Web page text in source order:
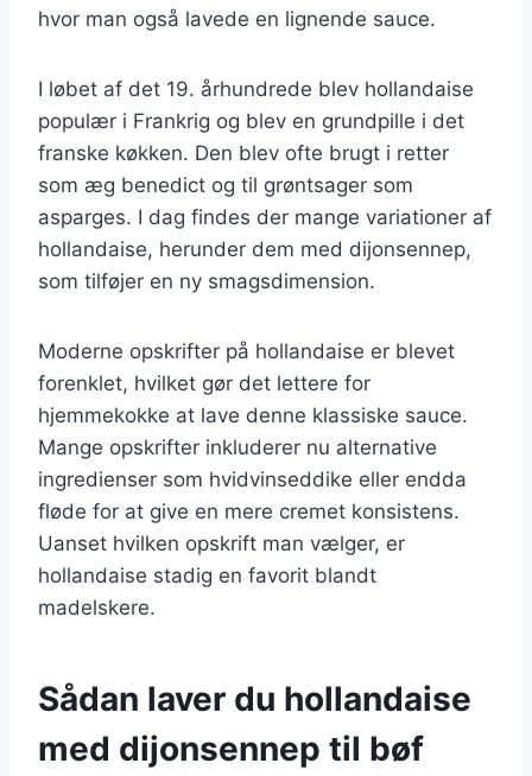
hvor man også lavede en lignende sauce.
I løbet af det 19. århundrede blev hollandaise
populær i Frankrig og blev en grundpille i det
franske køkken. Den blev ofte brugt i retter
som æg benedict og til grøntsager som
asparges. I dag findes der mange variationer af
hollandaise, herunder dem med dijonsennep,
som tilføjer en ny smagsdimension.
Moderne opskrifter på hollandaise er blevet
forenklet, hvilket gør det lettere for
hjemmekokke at lave denne klassiske sauce.
Mange opskrifter inkluderer nu alternative
ingredienser som hvidvinseddike eller endda
fløde for at give en mere cremet konsistens.
Uanset hvilken opskrift man vælger, er
hollandaise stadig en favorit blandt
madelskere.
Sådan laver du hollandaise
med dijonsennep til bøf